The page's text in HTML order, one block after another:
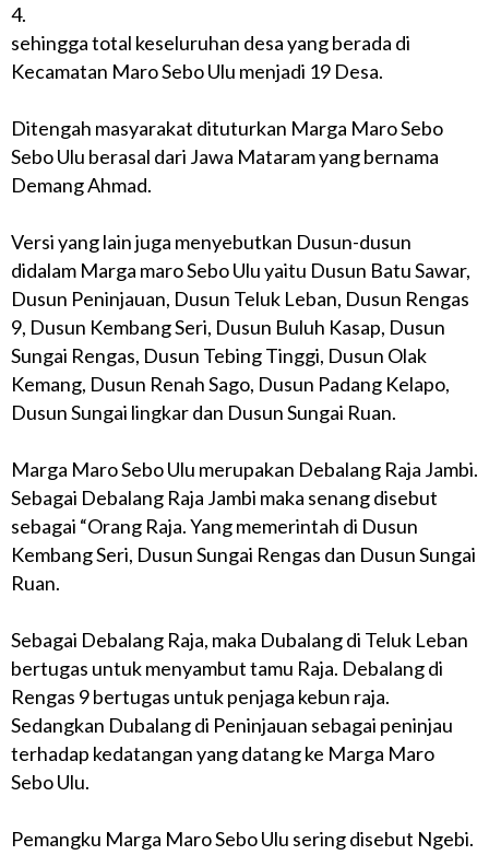
4.
sehingga total keseluruhan desa yang berada di
Kecamatan Maro Sebo Ulu menjadi 19 Desa.
Ditengah masyarakat dituturkan Marga Maro Sebo
Sebo Ulu berasal dari Jawa Mataram yang bernama
Demang Ahmad.
Versi yang lain juga menyebutkan Dusun-dusun
didalam Marga maro Sebo Ulu yaitu Dusun Batu Sawar,
Dusun Peninjauan, Dusun Teluk Leban, Dusun Rengas
9, Dusun Kembang Seri, Dusun Buluh Kasap, Dusun
Sungai Rengas, Dusun Tebing Tinggi, Dusun Olak
Kemang, Dusun Renah Sago, Dusun Padang Kelapo,
Dusun Sungai lingkar dan Dusun Sungai Ruan.
Marga Maro Sebo Ulu merupakan Debalang Raja Jambi.
Sebagai Debalang Raja Jambi maka senang disebut
sebagai “Orang Raja. Yang memerintah di Dusun
Kembang Seri, Dusun Sungai Rengas dan Dusun Sungai
Ruan.
Sebagai Debalang Raja, maka Dubalang di Teluk Leban
bertugas untuk menyambut tamu Raja. Debalang di
Rengas 9 bertugas untuk penjaga kebun raja.
Sedangkan Dubalang di Peninjauan sebagai peninjau
terhadap kedatangan yang datang ke Marga Maro
Sebo Ulu.
Pemangku Marga Maro Sebo Ulu sering disebut Ngebi.